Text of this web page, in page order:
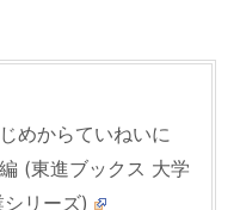
めからていねいに
(東進ブックス 大学
リーズ)